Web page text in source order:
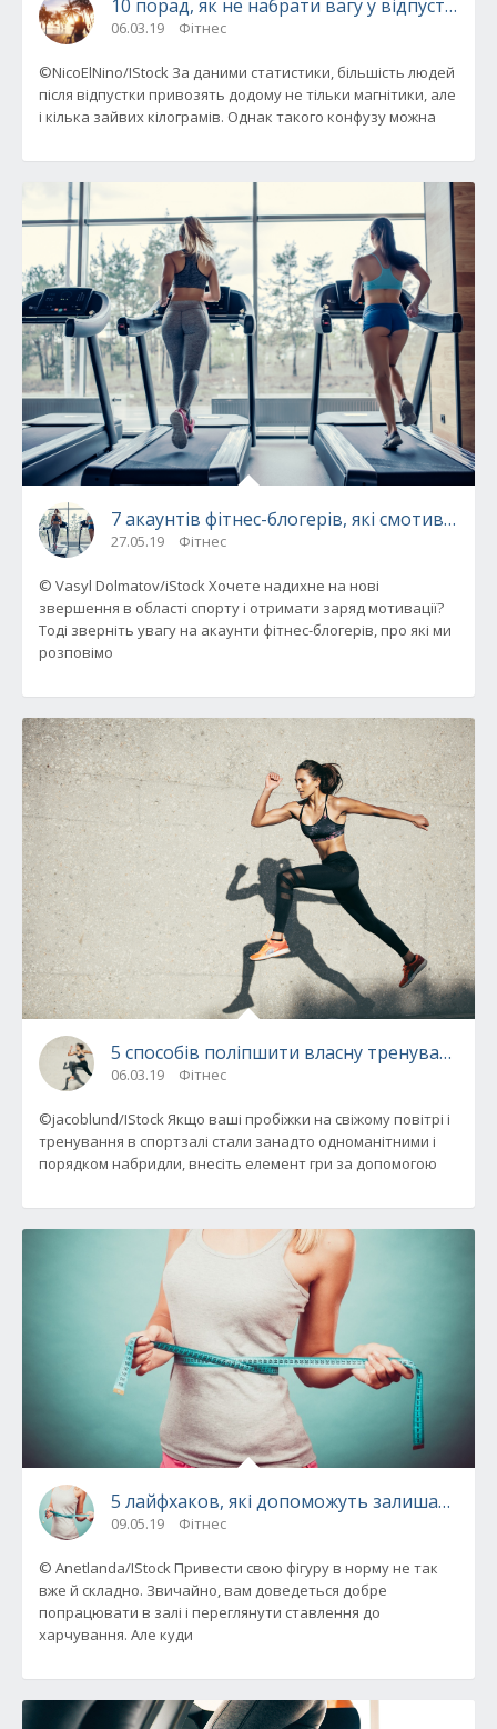
10 порад, як не набрати вагу у відпустці
06.03.19 Фітнес
©NicoElNino/IStock За даними статистики, більшість людей
після відпустки привозять додому не тільки магнітики, але
і кілька зайвих кілограмів. Однак такого конфузу можна
7 акаунтів фітнес-блогерів, які
27.05.19 Фітнес
© Vasyl Dolmatov/iStock Хочете надихне на нові
звершення в області спорту і отримати заряд мотивації?
Тоді зверніть увагу на акаунти фітнес-блогерів, про які ми
розповімо
5 способів поліпшити власну тренування
06.03.19 Фітнес
©jacoblund/IStock Якщо ваші пробіжки на свіжому повітрі і
тренування в спортзалі стали занадто одноманітними і
порядком набридли, внесіть елемент гри за допомогою
5 лайфхаков, які допоможуть залишатися у
09.05.19 Фітнес
© Anetlanda/IStock Привести свою фігуру в норму не так
вже й складно. Звичайно, вам доведеться добре
попрацювати в залі і переглянути ставлення до
харчування. Але куди